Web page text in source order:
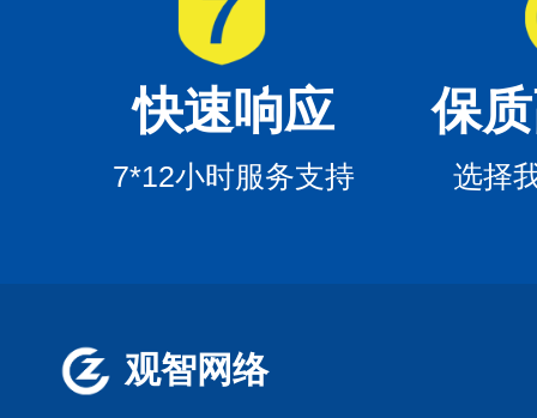
快速响应
7*12小时服务支持
保
选择
观智网络